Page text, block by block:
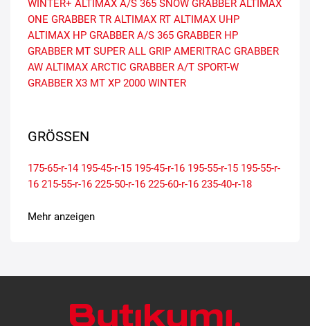
WINTER+ ALTIMAX A/S 365 SNOW GRABBER ALTIMAX
ONE GRABBER TR ALTIMAX RT ALTIMAX UHP
ALTIMAX HP GRABBER A/S 365 GRABBER HP
GRABBER MT SUPER ALL GRIP AMERITRAC GRABBER
AW ALTIMAX ARCTIC GRABBER A/T SPORT-W
GRABBER X3 MT XP 2000 WINTER
GRÖSSEN
175-65-r-14 195-45-r-15 195-45-r-16 195-55-r-15 195-55-r-
16 215-55-r-16 225-50-r-16 225-60-r-16 235-40-r-18
Mehr anzeigen